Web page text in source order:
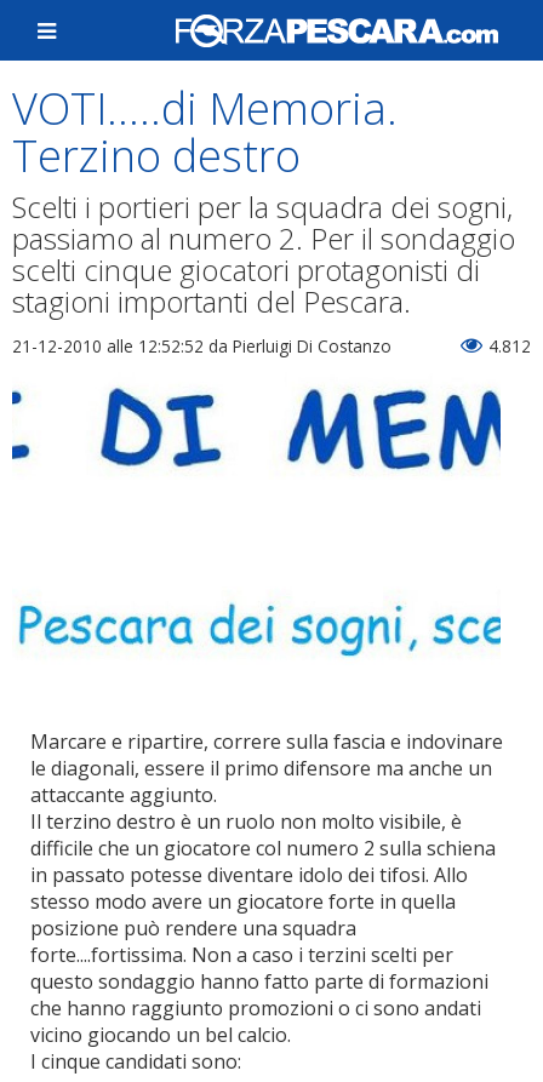
VOTI.....di Memoria.
Terzino destro
Scelti i portieri per la squadra dei sogni,
passiamo al numero 2. Per il sondaggio
scelti cinque giocatori protagonisti di
stagioni importanti del Pescara.
21-12-2010 alle 12:52:52 da Pierluigi Di Costanzo 4.812
Marcare e ripartire, correre sulla fascia e indovinare
le diagonali, essere il primo difensore ma anche un
attaccante aggiunto.
Il terzino destro è un ruolo non molto visibile, è
difficile che un giocatore col numero 2 sulla schiena
in passato potesse diventare idolo dei tifosi. Allo
stesso modo avere un giocatore forte in quella
posizione può rendere una squadra
forte....fortissima. Non a caso i terzini scelti per
questo sondaggio hanno fatto parte di formazioni
che hanno raggiunto promozioni o ci sono andati
vicino giocando un bel calcio.
I cinque candidati sono: